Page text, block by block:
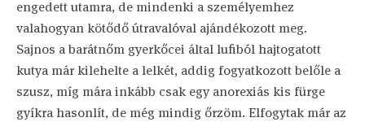
engedett utamra, de mindenki a személyemhez
valahogyan kötődő útravalóval ajándékozott meg.
Sajnos a barátnőm gyerkőcei által lufiból hajtogatott
kutya már kilehelte a lelkét, addig fogyatkozott belőle a
szusz, míg mára inkább csak egy anorexiás kis fürge
gyíkra hasonlít, de még mindig őrzöm. Elfogytak már az